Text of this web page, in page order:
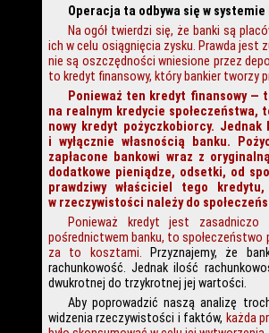
Operacja ta odbywa się w systemie
Na ogół twierdzi się, że banki są
ich w celu osiągnięcia zysku. Prawda jest
nie są oszczędności wniesione przez
to kredyt finansowy, który bankier tworzy
Ponieważ ten kredyt finansowy —
na realnym kredycie społeczeństwa,
nowy kredyt pożyczkobiorcy.
i wyłącznie własnością banku.
zapłacone bankowi wraz z
dodatkowe pieniądze, odsetki, od
prawdziwy właściciel tego
w rzeczywistości należy do
Ponieważ kredyt jest
pośrednictwem banku, to
za to kosztami. Przyznajemy, że
rachunkowość. Jednak ilość
dwukrotnej do trzykrotnej jej wartości.
Aby poprowadzić naszą analizę
widzenia rzeczywistości i faktów, każda